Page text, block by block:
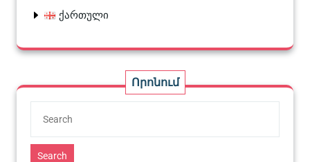
ქართული
Որոնում
Search